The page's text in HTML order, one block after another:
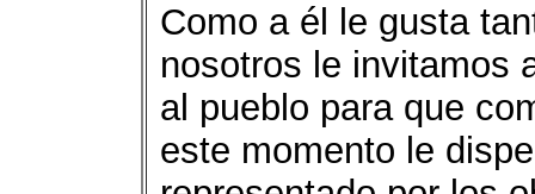
Como a él le gusta
nosotros le invitamos
al pueblo para que
este momento le